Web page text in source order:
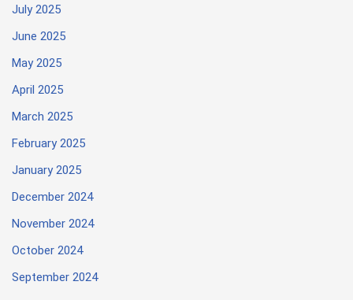
July 2025
June 2025
May 2025
April 2025
March 2025
February 2025
January 2025
December 2024
November 2024
October 2024
September 2024